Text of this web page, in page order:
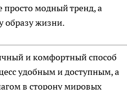
просто модный тренд, а
образу жизни.
и комфортный способ
удобным и доступным, а
в сторону мировых